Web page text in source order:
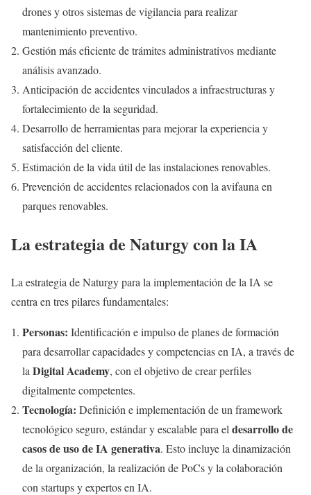
drones y otros sistemas de vigilancia para realizar
mantenimiento preventivo.
Gestión más eficiente de trámites administrativos mediante
análisis avanzado.
Anticipación de accidentes vinculados a infraestructuras y
fortalecimiento de la seguridad.
Desarrollo de herramientas para mejorar la experiencia y
satisfacción del cliente.
Estimación de la vida útil de las instalaciones renovables.
Prevención de accidentes relacionados con la avifauna en
parques renovables.
La estrategia de Naturgy con la IA
La estrategia de Naturgy para la implementación de la IA se
centra en tres pilares fundamentales:
Personas: Identificación e impulso de planes de formación
para desarrollar capacidades y competencias en IA, a través de
la Digital Academy, con el objetivo de crear perfiles
digitalmente competentes.
Tecnología: Definición e implementación de un framework
tecnológico seguro, estándar y escalable para el desarrollo de
casos de uso de IA generativa. Esto incluye la dinamización
de la organización, la realización de PoCs y la colaboración
con startups y expertos en IA.